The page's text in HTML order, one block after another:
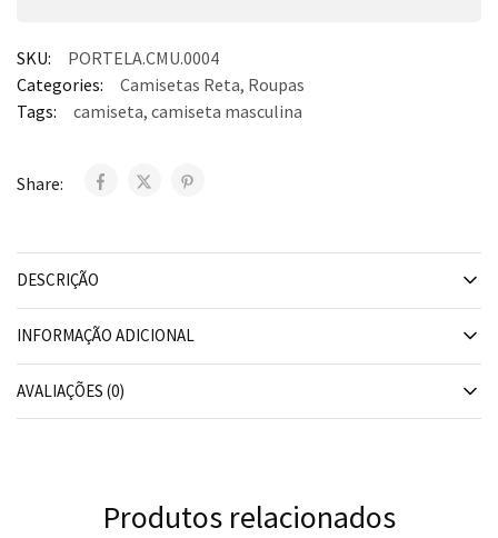
SKU:
PORTELA.CMU.0004
Categories:
Camisetas Reta, Roupas
Tags:
camiseta, camiseta masculina
Share:
DESCRIÇÃO
INFORMAÇÃO ADICIONAL
AVALIAÇÕES (0)
Produtos relacionados